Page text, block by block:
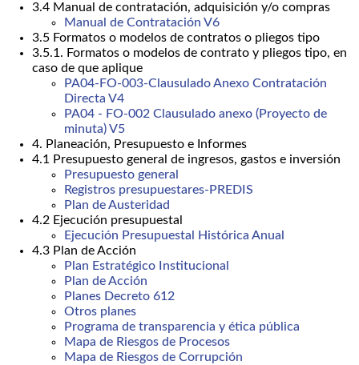
3.4 Manual de contratación, adquisición y/o compras
Manual de Contratación V6
3.5 Formatos o modelos de contratos o pliegos tipo
3.5.1. Formatos o modelos de contrato y pliegos tipo, en
caso de que aplique
PA04-FO-003-Clausulado Anexo Contratación
Directa V4
PA04 - FO-002 Clausulado anexo (Proyecto de
minuta) V5
4. Planeación, Presupuesto e Informes
4.1 Presupuesto general de ingresos, gastos e inversión
Presupuesto general
Registros presupuestares-PREDIS
Plan de Austeridad
4.2 Ejecución presupuestal
Ejecución Presupuestal Histórica Anual
4.3 Plan de Acción
Plan Estratégico Institucional
Plan de Acción
Planes Decreto 612
Otros planes
Programa de transparencia y ética pública
Mapa de Riesgos de Procesos
Mapa de Riesgos de Corrupción